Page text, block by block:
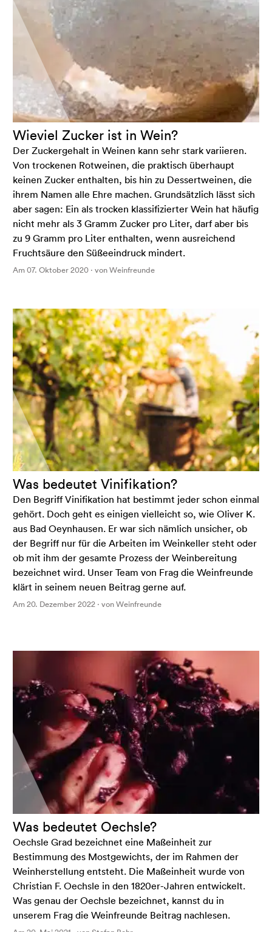
Wieviel Zucker ist in Wein?
Der Zuckergehalt in Weinen kann sehr stark variieren.
Von trockenen Rotweinen, die praktisch überhaupt
keinen Zucker enthalten, bis hin zu Dessertweinen, die
ihrem Namen alle Ehre machen. Grundsätzlich lässt sich
aber sagen: Ein als trocken klassifizierter Wein hat häufig
nicht mehr als 3 Gramm Zucker pro Liter, darf aber bis
zu 9 Gramm pro Liter enthalten, wenn ausreichend
Fruchtsäure den Süßeeindruck mindert.
Am 07. Oktober 2020 · von Weinfreunde
Was bedeutet Vinifikation?
Den Begriff Vinifikation hat bestimmt jeder schon einmal
gehört. Doch geht es einigen vielleicht so, wie Oliver K.
aus Bad Oeynhausen. Er war sich nämlich unsicher, ob
der Begriff nur für die Arbeiten im Weinkeller steht oder
ob mit ihm der gesamte Prozess der Weinbereitung
bezeichnet wird. Unser Team von Frag die Weinfreunde
klärt in seinem neuen Beitrag gerne auf.
Am 20. Dezember 2022 · von Weinfreunde
Was bedeutet Oechsle?
Oechsle Grad bezeichnet eine Maßeinheit zur
Bestimmung des Mostgewichts, der im Rahmen der
Weinherstellung entsteht. Die Maßeinheit wurde von
Christian F. Oechsle in den 1820er-Jahren entwickelt.
Was genau der Oechsle bezeichnet, kannst du in
unserem Frag die Weinfreunde Beitrag nachlesen.